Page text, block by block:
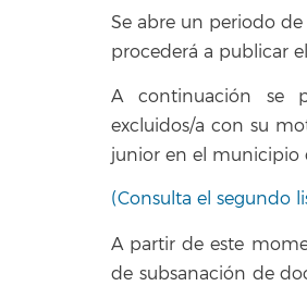
Se abre un periodo
procederá a publicar
A continuación se
excluidos/a con su
junior en el municipio
(Consulta el segundo
A partir de este
de subsanación de